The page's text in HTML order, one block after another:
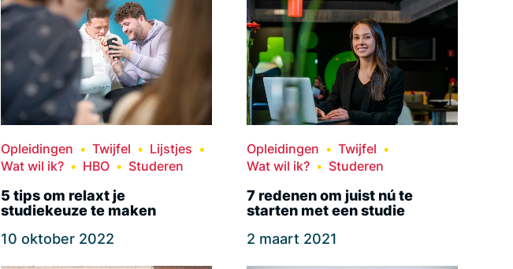
Opleidingen Twijfel
Lijstjes
Wat wil ik?
HBO Studeren
5 tips om relaxt je
studiekeuze te maken
10 oktober 2022
Opleidingen
Twijfel
Wat wil ik?
Studeren
7 redenen om juist nú te
starten met een studie
2 maart 2021